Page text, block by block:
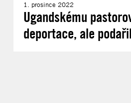
1. prosince 2022
Ugandskému
deportace, ale